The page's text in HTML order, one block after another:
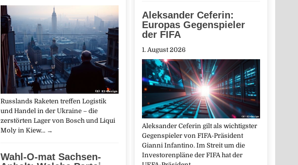
Aleksander Ceferin:
Europas Gegenspieler
der FIFA
1. August 2026
Aleksander Ceferin gilt als wichtigster
Gegenspieler von FIFA-Präsident
Gianni Infantino. Im Streit um die
Investorenpläne der FIFA hat der
Russlands Raketen treffen Logistik
und Handel in der Ukraine – die
zerstörten Lager von Bosch und Liqui
Moly in Kiew… →
Wahl-O-mat Sachsen-